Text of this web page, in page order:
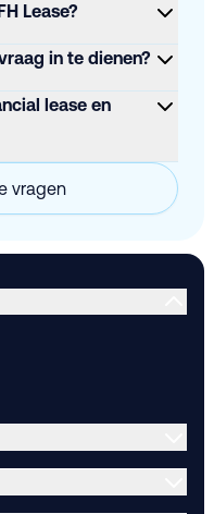
Lease?
in te dienen?
lease en
vragen